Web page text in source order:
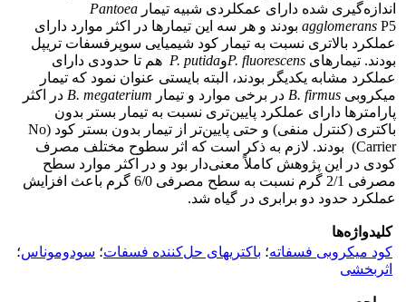
اندازه‌گیری شده دارای عمکلردی شبیه تیمار Pantoea
agglomerans P5 بودند و هر سه این تیمار‌ها در اکثر موارد دارای
عملکرد بالاتری نسبت به تیمار کود شیمیایی سوپرفسفات تریپل
بودند. تیمارهای P. fluorescensو P. putida
هم تا حدودی دارای
عملکرد مشابه یکدیگر بودند، البته بایستی عنوان نمود که تیمار
میکروبی B. firmus در برخی موارد و تیمار B. megaterium
در اکثر
پارامترها دارای عملکرد پایین‌تری نسبت به تیمار بستر بدون
باکتری (کنترل منفی) و حتی پایین‌تر از تیمار بدون بستر کود (No
Carrier) بودند. لازم به ذکر است که اثر سطوح مختلف مصرف
کودی در این پژوهش کاملاً معنی‌دار بود و در اکثر موارد سطح
مصرفی 2/1 ‌گرم نسبت به سطح مصرفی 6/0 ‌گرم باعث افزایش
عملکرد حدود دو برابری در گیاه شد.
کلیدواژه‌ها
کود میکروبی فسفاته؛ باکتریهای حل‌کننده‌ فسفات؛ سودوموناس؛
اثربخشی